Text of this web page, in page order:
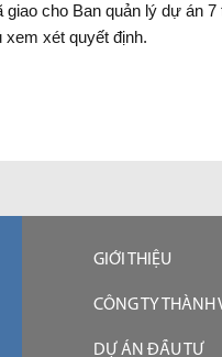
cho Ban quản lý dự án
xét quyết định.
GIỚI THIỆU
CÔNG TY THÀNH
DỰ ÁN ĐẦU TƯ